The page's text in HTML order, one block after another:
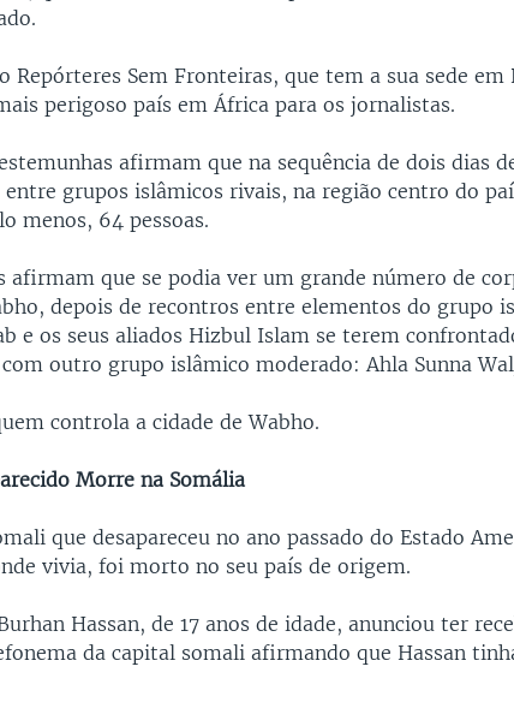
Repórteres Sem Fronteiras, que tem a sua sede em
perigoso país em África para os jornalistas.
afirmam que na sequência de dois dias
grupos islâmicos rivais, na região centro do
menos, 64 pessoas.
afirmam que se podia ver um grande número de
depois de recontros entre elementos do grupo
e os seus aliados Hizbul Islam se terem
outro grupo islâmico moderado: Ahla Sunna
controla a cidade de Wabho.
Morre na Somália
que desapareceu no ano passado do Estado
vivia, foi morto no seu país de origem.
Hassan, de 17 anos de idade, anunciou ter
da capital somali afirmando que Hassan